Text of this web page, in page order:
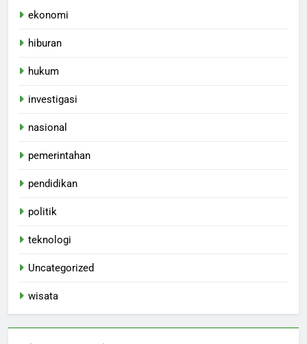
ekonomi
hiburan
hukum
investigasi
nasional
pemerintahan
pendidikan
politik
teknologi
Uncategorized
wisata